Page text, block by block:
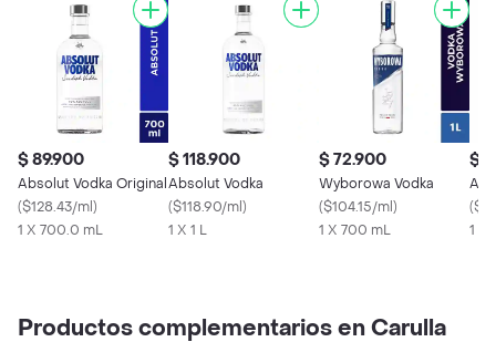
$ 89.900
Absolut Vodka Original
($128.43/ml)
1 X 700.0 mL
$ 118.900
Absolut Vodka
($118.90/ml)
1 X 1 L
$ 72.900
Wyborowa Vodka
($104.15/ml)
1 X 700 mL
$
(
1 X
Productos complementarios en Carulla